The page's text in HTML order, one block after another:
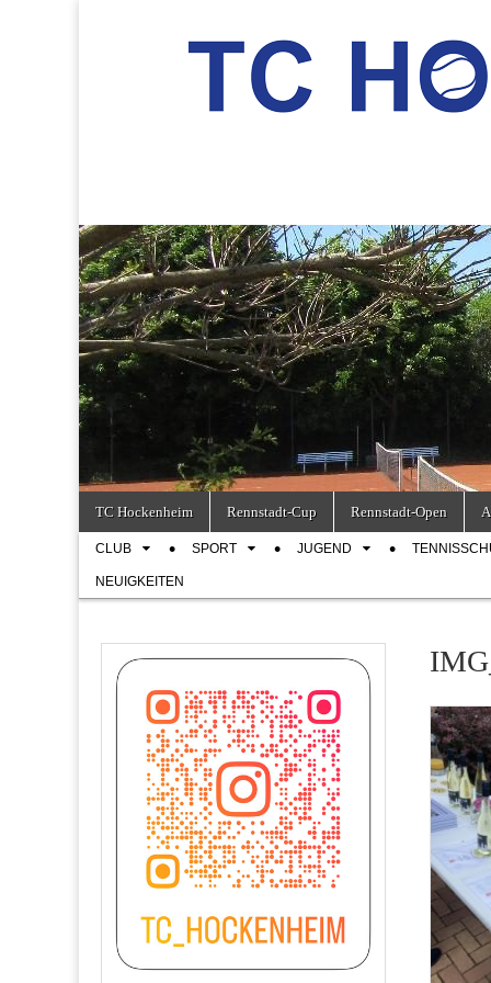
TC Hockenheim
Main
menu
content
TC Hockenheim Rennstadt-Cup Rennstadt-Open
SubCLUB SPORT JUGEND
NEUIGKEITEN